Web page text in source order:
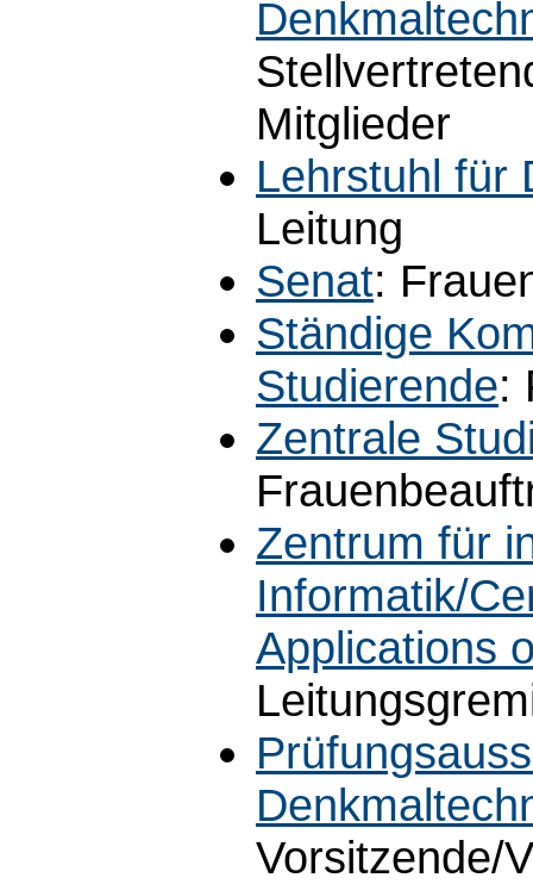
Mitglieder
Lehrstuhl für
Leitung
Senat:
Ständige
Studierende:
Zentrale
Zentrum für
Informatik/
Applications
Vorsitzende/